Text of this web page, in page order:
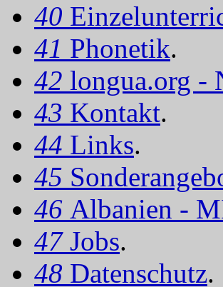
40
41 Phonetik.
42 longua.org -
43 Kontakt.
44 Links.
45
46 Albanien -
47 Jobs.
48 Datenschutz.